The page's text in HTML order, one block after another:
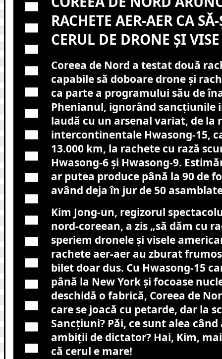
RACHETE AER-AER CA
CERUL DE DRONE ȘI VISE
Coreea de Nord a testat două
capabile să doboare drone și
ca parte a programului său de
Phenianul, ignorând sancțiunile
laudă cu un arsenal variat, de la
intercontinentale Hwasong-15,
13.000 km, la rachete cu rază
Hwasong-6 și Hwasong-9.
ar putea produce până la 90 de
având deja în jur de 50
Kim Jong-un, regizorul
nord-coreean, a zis „să dăm cu
speriem dronele și visele
rachete aer-aer au zburat
bilet doar dus. Cu Hwasong-15
până la New York și focoase
deschidă o fabrică, Coreea de
care se joacă cu petarde, dar la
Sancțiuni? Păi, ce sunt alea
ambiții de dictator? Hai, Kim,
că cerul e mare!